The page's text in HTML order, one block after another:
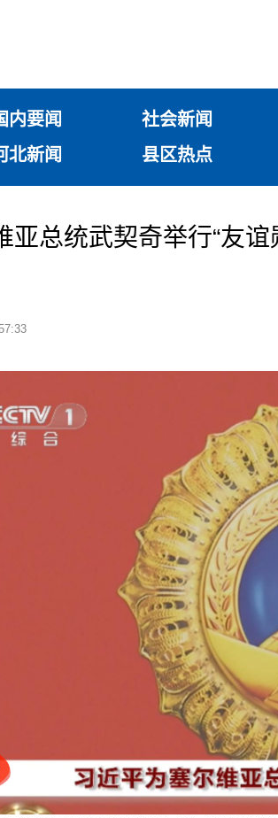
内要闻 社会新闻
北新闻 县区热点
亚总统武契奇举行“友谊